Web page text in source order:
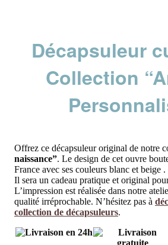
Décapsuleur
Collection
Offrez ce décapsuleur original de notre
naissance”. Le design de cet ouvre
France avec ses couleurs blanc et beige .
Il sera un cadeau pratique et original
L’impression est réalisée dans notre
qualité irréprochable. N’hésitez pas à
collection de décapsuleurs.